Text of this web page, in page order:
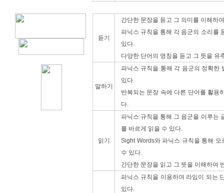
듣기
간단한 문장을 듣고 그 의미를 이해하
파닉스 규칙을 통해 각 음군의 소리를
있다.
다양한 단어의 명칭을 듣고 그 뜻을 유
말하기
파닉스 규칙을 통해 각 음군의 정확한
있다.
반복되는 문장 속에 다른 단어를 활용
다.
읽기
파닉스 규칙을 통해 그 음군을 이루는
를 바르게 읽을 수 있다.
Sight Words와 파닉스 규칙을 통해 모
수 있다.
간단한 문장을 읽고 그 뜻을 이해하여
파닉스 규칙을 이용하여 라임이 되는
있다.